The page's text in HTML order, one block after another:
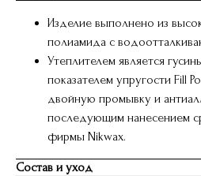
Изделие выполнено из
полиамида с
Утеплителем является
показателем упругости Fill
двойную промывку и
последующим нанесением
фирмы Nikwax.
Состав и уход